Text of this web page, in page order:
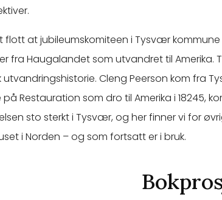
flott at jubileumskomiteen i Tysvær
fra Haugalandet som utvandret til Amerika.
utvandringshistorie. Cleng Peerson kom fra
Restauration som dro til Amerika i 18245,
sto sterkt i Tysvær, og her finner vi for
i Norden – og som fortsatt er i bruk.